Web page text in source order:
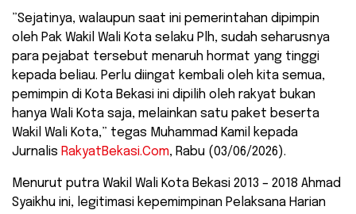
​”Sejatinya, walaupun saat ini pemerintahan dipimpin
oleh Pak Wakil Wali Kota selaku Plh, sudah seharusnya
para pejabat tersebut menaruh hormat yang tinggi
kepada beliau. Perlu diingat kembali oleh kita semua,
pemimpin di Kota Bekasi ini dipilih oleh rakyat bukan
hanya Wali Kota saja, melainkan satu paket beserta
Wakil Wali Kota,” tegas Muhammad Kamil kepada
Jurnalis RakyatBekasi.Com, Rabu (03/06/2026).
​Menurut putra Wakil Wali Kota Bekasi 2013 – 2018 Ahmad
Syaikhu ini, legitimasi kepemimpinan Pelaksana Harian